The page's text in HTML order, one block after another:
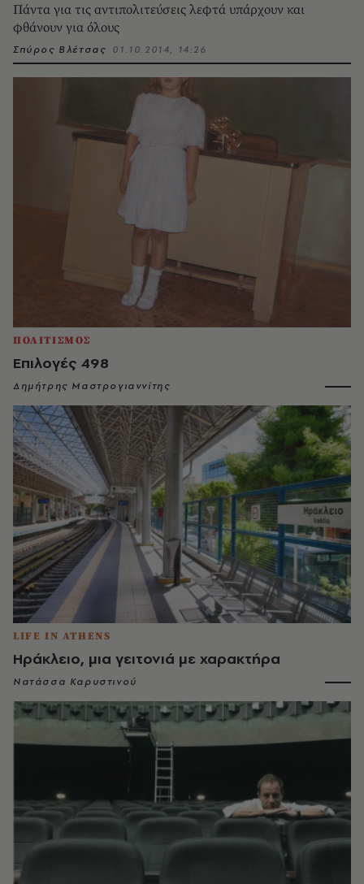
ΠΟΛΙΤΙΣΜΟΣ
Επιλογές 498
Δημήτρης Μαστρογιαννίτης
LIFE IN ATHENS
Ηράκλειο, μια γειτονιά με χαρακτήρα
Νατάσσα Καρυστινού
Πάντα για τις αντιπολιτεύσεις λεφτά υπάρχουν και
φθάνουν για όλους
Σπύρος Βλέτσας 01.10.2014, 14:26